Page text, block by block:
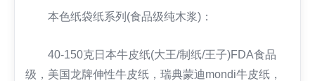
本色纸袋纸系列(食品级纯木浆)：
40-150克日本牛皮纸(大王/制纸/王子)FDA食品
级，美国龙牌伸性牛皮纸，瑞典蒙迪mondi牛皮纸，